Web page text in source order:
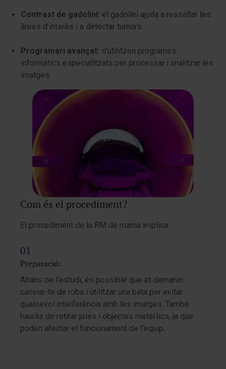
Contrast de gadolini: el gadolini ajuda a ressaltar les
àrees d’interès i a detectar tumors.
Programari avançat: s’utilitzen programes
informàtics especialitzats per processar i analitzar les
imatges.
Com és el procediment?
El procediment de la RM de mama implica:
Preparació:
Abans de l’estudi, és possible que et demanin
canviar-te de roba i utilitzar una bata per evitar
qualsevol interferència amb les imatges. També
hauràs de retirar joies i objectes metàl·lics, ja que
poden afectar el funcionament de l’equip.